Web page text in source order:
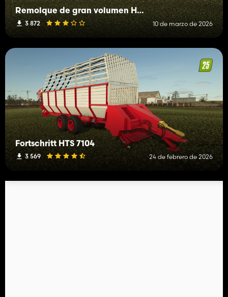
Remolque de gran volumen HTS 50.04-2 y remolque de balas de alta presión HTS 50.04
3 872 10 de marzo de 2026
Fortschritt HTS 7104
3 569 24 de febrero de 2026